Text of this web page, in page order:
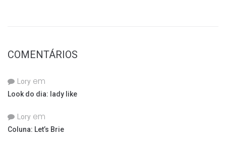
COMENTÁRIOS
Lory em
Look do dia: lady like
Lory em
Coluna: Let’s Brie